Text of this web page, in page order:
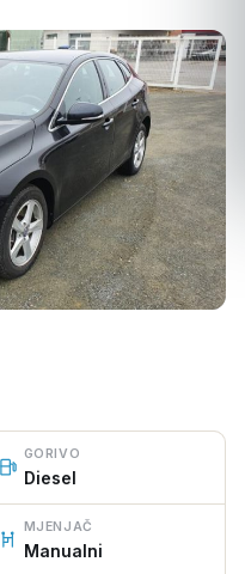
GORIVO
Diesel
MJENJAČ
Manualni